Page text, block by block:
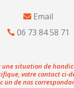
Email
06 73 84 58 71
une situation de
votre contact ci-
un de nos